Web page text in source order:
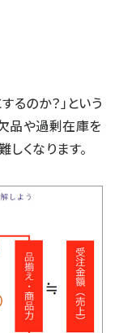
るのか？」という
品や過剰在庫を
くなります。